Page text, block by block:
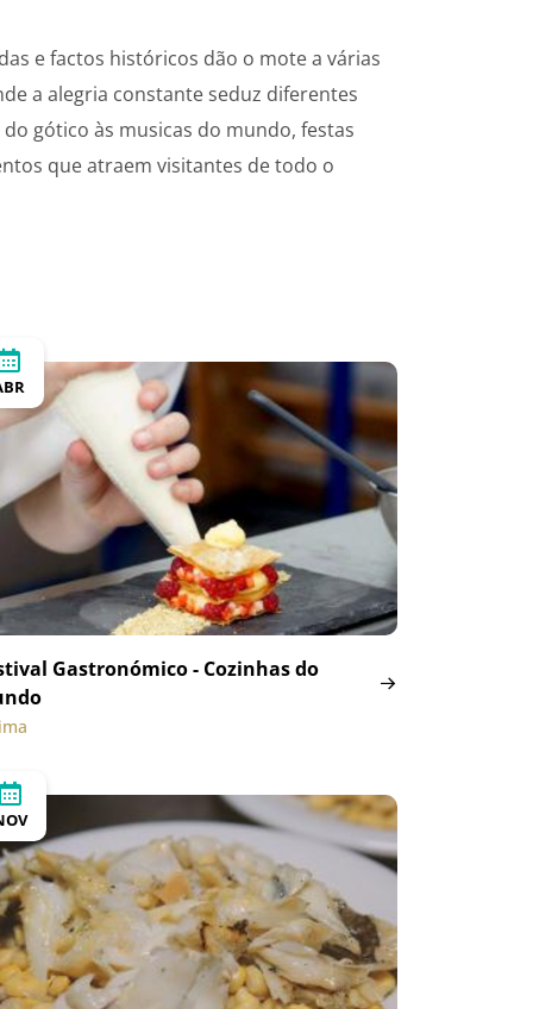
e factos históricos dão o mote a várias
a alegria constante seduz diferentes
gótico às musicas do mundo, festas
que atraem visitantes de todo o
Gastronómico - Cozinhas do